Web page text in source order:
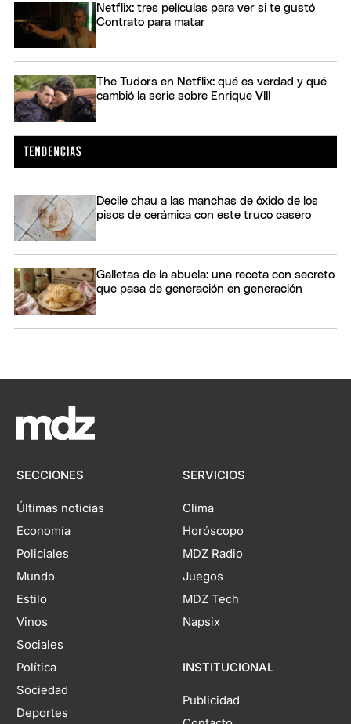
Netflix: tres películas para ver si te gustó
Contrato para matar
The Tudors en Netflix: qué es verdad y qué
cambió la serie sobre Enrique VIII
Decile chau a las manchas de óxido de los
pisos de cerámica con este truco casero
Galletas de la abuela: una receta con secreto
que pasa de generación en generación
SECCIONES
Últimas noticias
Economía
Policiales
Mundo
Estilo
Vinos
Sociales
Política
Sociedad
Deportes
SERVICIOS
Clima
Horóscopo
MDZ Radio
Juegos
MDZ Tech
Napsix
INSTITUCIONAL
Publicidad